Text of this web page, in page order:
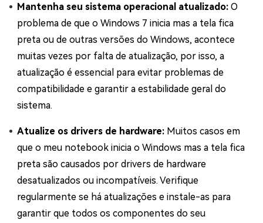
Mantenha seu sistema operacional atualizado: O
problema de que o Windows 7 inicia mas a tela fica
preta ou de outras versões do Windows, acontece
muitas vezes por falta de atualização, por isso, a
atualização é essencial para evitar problemas de
compatibilidade e garantir a estabilidade geral do
sistema.
Atualize os drivers de hardware: Muitos casos em
que o meu notebook inicia o Windows mas a tela fica
preta são causados por drivers de hardware
desatualizados ou incompatíveis. Verifique
regularmente se há atualizações e instale-as para
garantir que todos os componentes do seu